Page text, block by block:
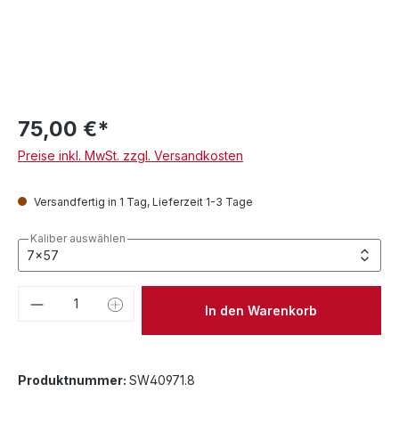
75,00 €*
Preise inkl. MwSt. zzgl. Versandkosten
Versandfertig in 1 Tag, Lieferzeit 1-3 Tage
Kaliber auswählen
Produkt Anzahl: Gib denIn den Warenkorb
Produktnummer: SW40971.8